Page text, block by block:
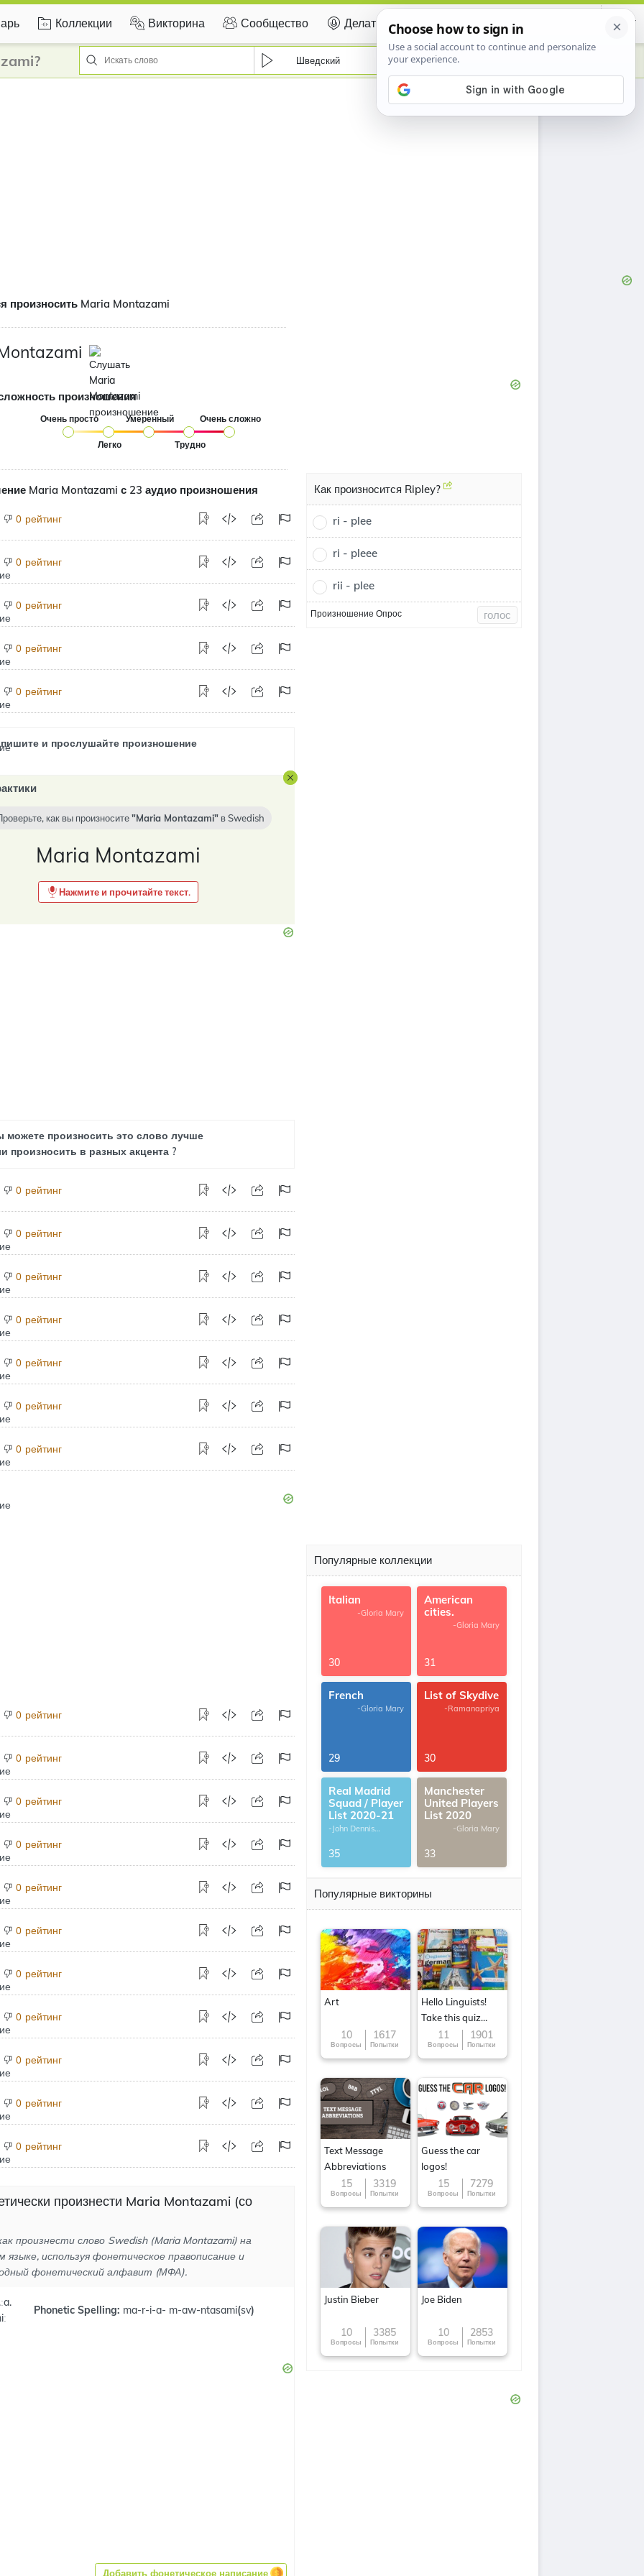
Коллекции Викторина Сообщество Делать вклад Certificate
Шведский
произносить Maria Montazami
произношения
Очень просто
Легко
Умеренный
Трудно
Очень сложно
Maria Montazami с 23 аудио произношения
0 рейтинг
0 рейтинг
0 рейтинг
0 рейтинг
0 рейтинг
и прослушайте произношение
как вы произносите Maria Montazami вSwedish
Maria Montazami
Нажмите и прочитайте текст.
можете произносить это слово лучше
произносить в разных акцента ?
0 рейтинг
0 рейтинг
0 рейтинг
0 рейтинг
0 рейтинг
0 рейтинг
0 рейтинг
0 рейтинг
0 рейтинг
0 рейтинг
0 рейтинг
0 рейтинг
0 рейтинг
0 рейтинг
0 рейтинг
0 рейтинг
0 рейтинг
0 рейтинг
произнести Maria Montazami (со
произнести слово Swedish (Maria Montazami) на
языке, используя фонетическое правописание и
фонетический алфавит (МФА).
Phonetic Spelling: ma-r-i-a- m-aw-ntasami(sv)
Добавить фонетическое написание
Как произносится Ripley?
ri - plee
ri - pleee
rii - plee
Произношение Опрос голос
Популярные коллекции
Italian
-Gloria Mary
30
American
cities.
-Gloria Mary
31
French
-Gloria Mary
29
List of Skydive
-Ramanapriya
30
Real Madrid
Squad / Player
List 2020-21
-John Dennis
35
Manchester
United Players
List 2020
-Gloria Mary
33
Популярные викторины
Art
10
Вопросы
1617
Попытки
Hello Linguists!
Take this quiz
now!11
Вопросы
1901
Попытки
Text Message
Abbreviations
15
Вопросы
3319
Попытки
Guess the car
logos!
15
Вопросы
7279
Попытки
Justin Bieber
10
Вопросы
3385
Попытки
Joe Biden
10
Вопросы
2853
Попытки